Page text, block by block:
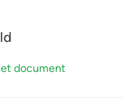
document